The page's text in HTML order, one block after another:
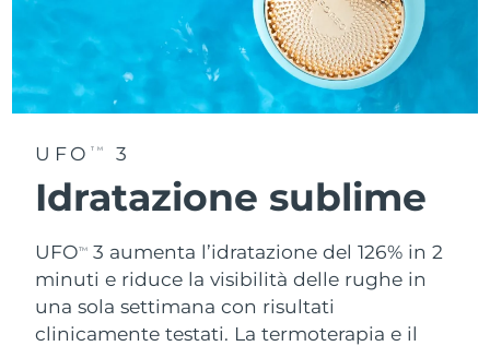
UFO TM 3
Idratazione sublime
UFOTM
3 aumenta l’idratazione del 126% in 2
minuti e riduce la visibilità delle rughe in
una sola settimana con risultati
clinicamente testati. La termoterapia e il